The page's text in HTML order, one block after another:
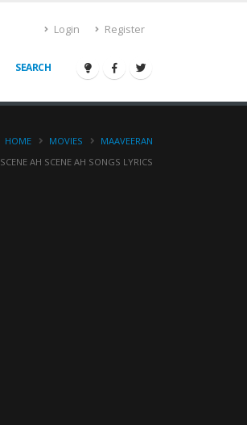
Login Register
SEARCH
HOME MOVIES
MAAVEERAN
SCENE AH SCENE AH SONGS LYRICS